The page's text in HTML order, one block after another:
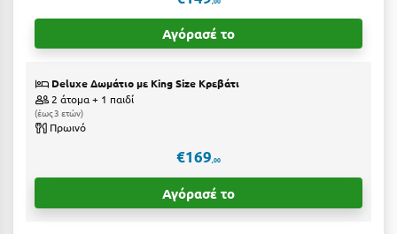
Καρδάμαινα
Καρδίτσα
Κάρπαθος
Αγόρασέ το
Deluxe Δωμάτιο με King Size Kρεβάτι
2 άτομα + 1 παιδί
έως 3 ετών
Πρωινό
€169 ,00
Αγόρασέ το